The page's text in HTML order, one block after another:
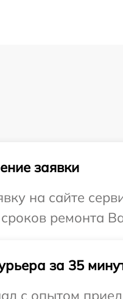
заявки
на сайте
ремонта
за 35
с опытом